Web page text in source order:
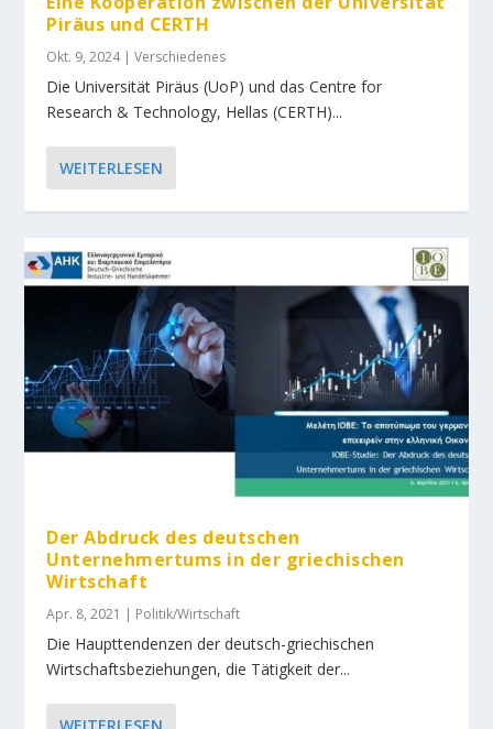
Piräus und CERTH
Okt. 9, 2024|Verschiedenes
Die Universität Piräus (UoP) und das Centre for
Research & Technology, Hellas (CERTH)...
WEITERLESEN
Der Abdruck des deutschen
Unternehmertums in der griechischen
Wirtschaft
Apr. 8, 2021 | Politik/Wirtschaft
Die Haupttendenzen der deutsch-griechischen
Wirtschaftsbeziehungen, die Tätigkeit der...
WEITERLESEN